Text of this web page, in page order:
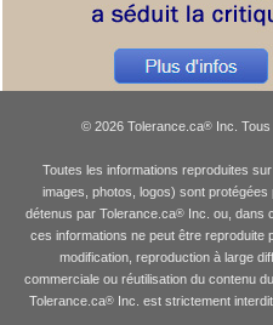
© 2026 Tolerance.ca®Inc. Tous
Toutes les informations reproduites
images, photos, logos) sont
détenus par Tolerance.ca® Inc. ou, dans
ces informations ne peut être reproduite
modification, reproduction à large
commerciale ou réutilisation du contenu
Tolerance.ca® Inc. est strictement